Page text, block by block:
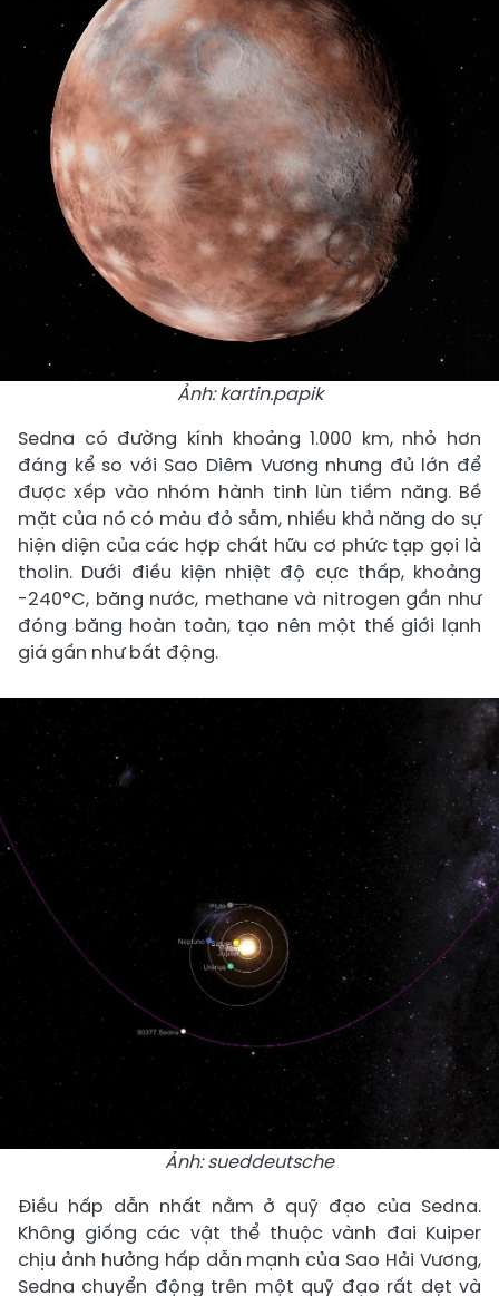
Ảnh: kartin.papik
Sedna có đường kính khoảng 1.000 km, nhỏ hơn
đáng kể so với Sao Diêm Vương nhưng đủ lớn để
được xếp vào nhóm hành tinh lùn tiềm năng. Bề
mặt của nó có màu đỏ sẫm, nhiều khả năng do sự
hiện diện của các hợp chất hữu cơ phức tạp gọi là
tholin. Dưới điều kiện nhiệt độ cực thấp, khoảng
-240°C, băng nước, methane và nitrogen gần như
đóng băng hoàn toàn, tạo nên một thế giới lạnh
giá gần như bất động.
Ảnh: sueddeutsche
Điều hấp dẫn nhất nằm ở quỹ đạo của Sedna.
Không giống các vật thể thuộc vành đai Kuiper
chịu ảnh hưởng hấp dẫn mạnh của Sao Hải Vương,
Sedna chuyển động trên một quỹ đạo rất dẹt và